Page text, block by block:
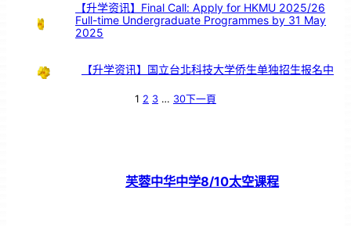
【升学资讯】Final Call: Apply for HKMU 2025/26
Full-time Undergraduate Programmes by 31 May
2025
【升学资讯】国立台北科技大学侨生单独招生报名中
1 2 3 … 30下一頁
芙蓉中华中学8/10太空课程